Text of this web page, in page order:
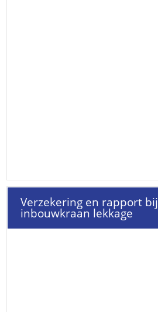
Verzekering en rapport bij
inbouwkraan lekkage